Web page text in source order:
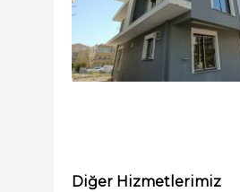
Diğer Hizmetlerimiz